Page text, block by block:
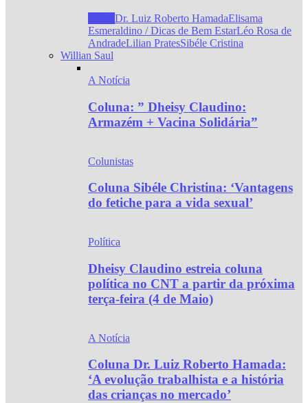
Dr. Luiz Roberto HamadaElisama
Esmeraldino / Dicas de Bem EstarLéo Rosa de
AndradeLilian PratesSibéle Cristina
Willian Saul
A Notícia
Coluna: ” Dheisy Claudino:
Armazém + Vacina Solidária”
Colunistas
Coluna Sibéle Christina: ‘Vantagens
do fetiche para a vida sexual’
Política
Dheisy Claudino estreia coluna
política no CNT a partir da próxima
terça-feira (4 de Maio)
A Notícia
Coluna Dr. Luiz Roberto Hamada:
‘A evolução trabalhista e a história
das crianças no mercado’